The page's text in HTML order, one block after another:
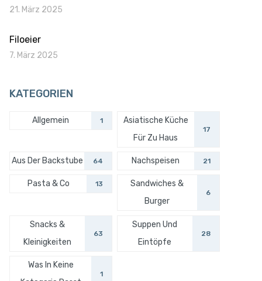
21. März 2025
Filoeier
7. März 2025
KATEGORIEN
Allgemein 1
Asiatische Küche
Für Zu Haus
17
Aus Der Backstube 64 Nachspeisen 21
Pasta & Co 13
Sandwiches &
Burger
6
Snacks &
Kleinigkeiten
63
Suppen Und
Eintöpfe
28
Was In Keine
1